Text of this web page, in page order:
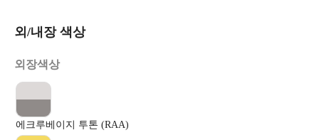
외/내장 색상
외장색상
에크루베이지 투톤 (RAA)